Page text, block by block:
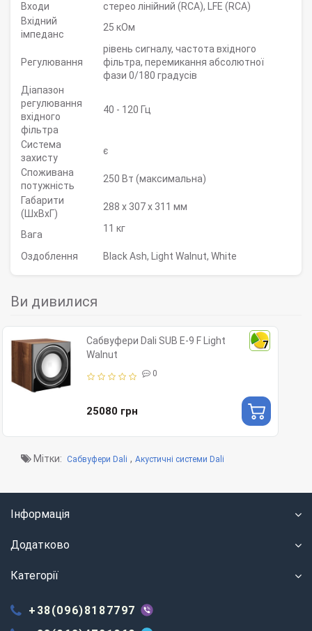
Входи
стерео лінійний (RCA), LFE (RCA)
Вхідний
імпеданс
25 кОм
Регулювання
рівень сигналу, частота вхідного
фільтра, перемикання абсолютної
фази 0/180 градусів
Діапазон
регулювання
вхідного
фільтра
40 - 120 Гц
Система
захисту
є
Споживана
потужність
250 Вт (максимальна)
Габарити
(ШхВхГ)
288 x 307 x 311 мм
Вага
11 кг
Оздоблення Black Ash, Light Walnut, White
Ви дивилися
7
Сабвуфери Dali SUB E-9 F Light
Walnut
0
25080 грн
Мітки: Сабвуфери Dali , Акустичні системи Dali
Інформація
Додатково
Категорії
+38(096)8187797